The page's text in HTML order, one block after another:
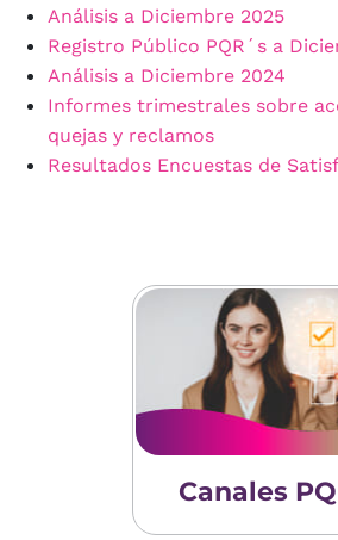
Análisis a Diciembre 2025
Registro Público PQR´s a
Análisis a Diciembre 2024
Informes trimestrales sobre
quejas y reclamos
Resultados Encuestas de
Canales